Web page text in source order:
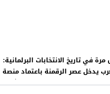
مرة في تاريخ الانتخابات البرلمانية:
يدخل عصر الرقمنة باعتماد منصة
خاصة بإيداع ملفات الترشيح